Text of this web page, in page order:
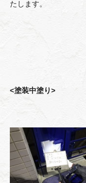
たします。
<塗装中塗り>